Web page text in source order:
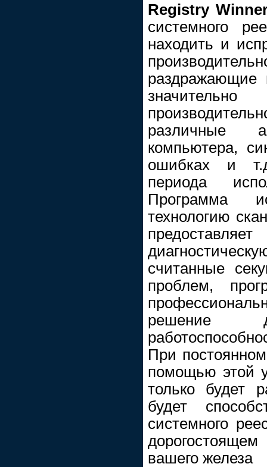
Registry
системного
находить и
раздражающие
различные
компьютера,
ошибках и
периода
Программа
технологию
считанные
проблем,
решение
При
помощью этой
только будет
будет
системного
вашего железа